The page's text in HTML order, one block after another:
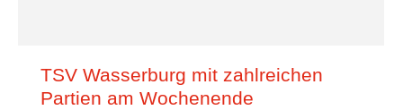
TSV Wasserburg mit zahlreichen
Partien am Wochenende